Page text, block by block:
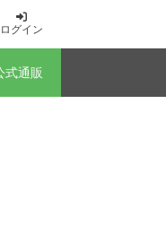
ログイン
式通販